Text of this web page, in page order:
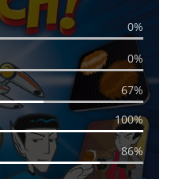
0%
0%
67%
100%
86%